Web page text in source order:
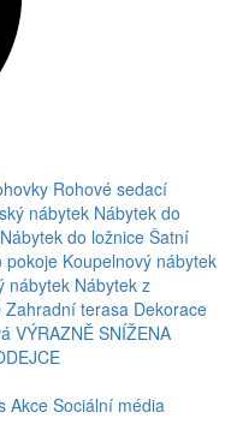
Rohové sedací
nábytek Nábytek do
Nábytek do ložnice Šatní
pokoje Koupelnový nábytek
nábytek Nábytek z
Zahradní terasa Dekorace
VÝRAZNĚ SNÍŽENA
Akce Sociální média